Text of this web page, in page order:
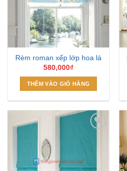
Rèm roman xếp lớp hoa lá
580,000₫
THÊM VÀO GIỎ HÀNG
Wishlist